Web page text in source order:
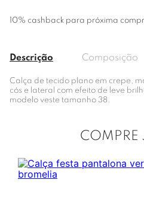
10% cashback para próxima
Descrição Composição
Calça de tecido plano em crepe,
cós e lateral com efeito de leve
modelo veste tamanho 38.
COMPRE